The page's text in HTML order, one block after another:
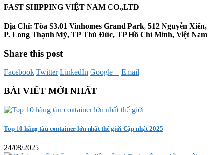
FAST SHIPPING VIỆT NAM CO.,LTD
Địa Chỉ: Tòa S3.01 Vinhomes Grand Park, 512 Nguyễn Xiển,
P. Long Thạnh Mỹ, TP Thủ Đức, TP Hồ Chí Minh, Việt Nam
Share this post
Facebook Twitter LinkedIn Google + Email
BÀI VIẾT MỚI NHẤT
Top 10 hãng tàu container lớn nhất thế giới Cập nhật 2025
24/08/2025